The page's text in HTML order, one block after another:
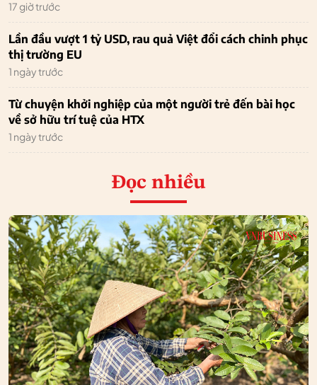
17 giờ trước
Lần đầu vượt 1 tỷ USD, rau quả Việt đổi cách chinh phục
thị trường EU
1 ngày trước
Từ chuyện khởi nghiệp của một người trẻ đến bài học
về sở hữu trí tuệ của HTX
1 ngày trước
Đọc nhiều